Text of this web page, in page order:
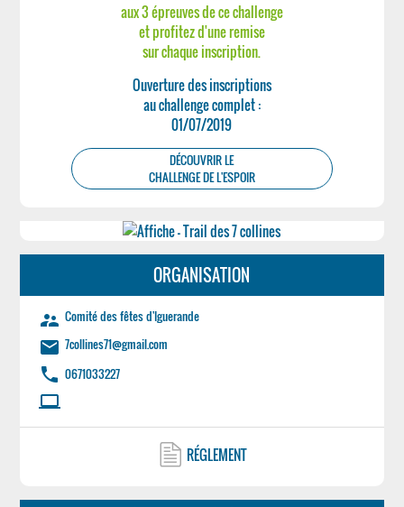
aux 3 épreuves de ce challenge
et profitez d'une remise
sur chaque inscription.
Ouverture des inscriptions
au challenge complet :
01/07/2019
DÉCOUVRIR LE
CHALLENGE DE L'ESPOIR
ORGANISATION
supervisor_account Comité des fêtes d'Iguerande
email 7collines71@gmail.com
phone 0671033227
laptop
RÉGLEMENT